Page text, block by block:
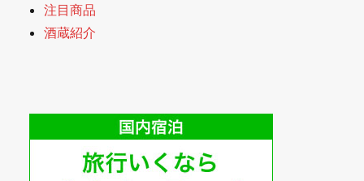
注目商品
酒蔵紹介